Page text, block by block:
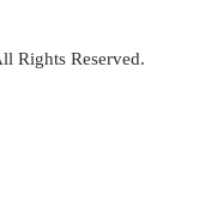
Rights Reserved.